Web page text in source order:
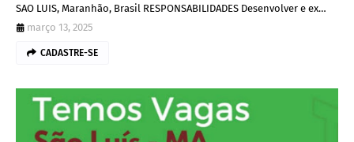
SAO LUIS, Maranhão, Brasil RESPONSABILIDADES Desenvolver e ex…
março 13, 2025
CADASTRE-SE